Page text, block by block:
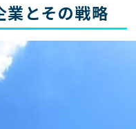
業とその戦略